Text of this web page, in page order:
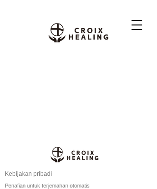
Kebijakan pribadi
Penafian untuk terjemahan otomatis